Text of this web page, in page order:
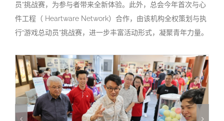
员”挑战赛，为参与者带来全新体验。此外，总会今年首次与心
件工程（ Heartware Network）合作，由该机构全权策划与执
行“游戏总动员”挑战赛，进一步丰富活动形式，凝聚青年力量。